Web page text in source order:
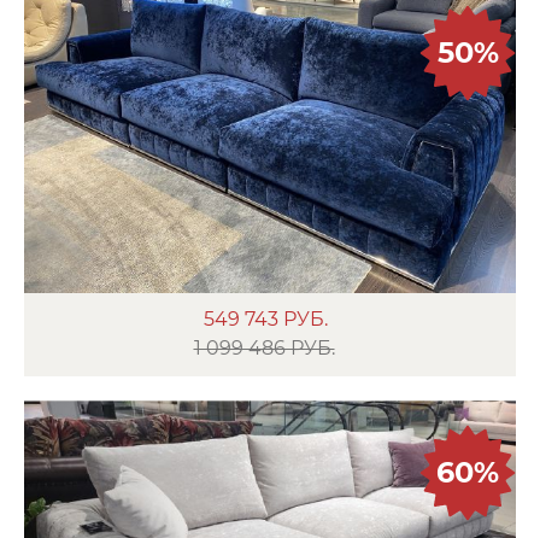
549 743 РУБ.
1 099 486 РУБ.
50%
60%